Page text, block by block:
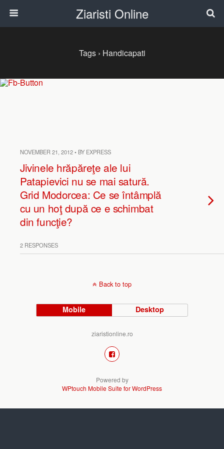
Ziaristi Online
Tags › Handicapati
NOVEMBER 21, 2012 • BY EXPRESS
Jivinele hrăpăreţe ale lui
Patapievici nu se mai satură.
Grid Modorcea: Ce se întâmplă
cu un hoţ după ce e schimbat
din funcţie?
2 RESPONSES
Back to top
Mobile Desktop
ziaristionline.ro
Powered by
WPtouch Mobile Suite for WordPress